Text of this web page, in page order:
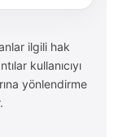
ilgili hak
kullanıcıyı
yönlendirme